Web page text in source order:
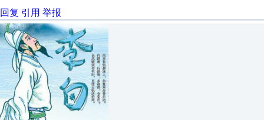
回复 引用 举报